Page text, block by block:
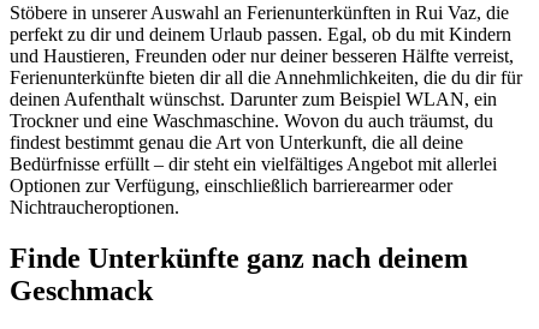
Stöbere in unserer Auswahl an Ferienunterkünften in Rui Vaz, die
perfekt zu dir und deinem Urlaub passen. Egal, ob du mit Kindern
und Haustieren, Freunden oder nur deiner besseren Hälfte verreist,
Ferienunterkünfte bieten dir all die Annehmlichkeiten, die du dir für
deinen Aufenthalt wünschst. Darunter zum Beispiel WLAN, ein
Trockner und eine Waschmaschine. Wovon du auch träumst, du
findest bestimmt genau die Art von Unterkunft, die all deine
Bedürfnisse erfüllt – dir steht ein vielfältiges Angebot mit allerlei
Optionen zur Verfügung, einschließlich barrierearmer oder
Nichtraucheroptionen.
Finde Unterkünfte ganz nach deinem
Geschmack